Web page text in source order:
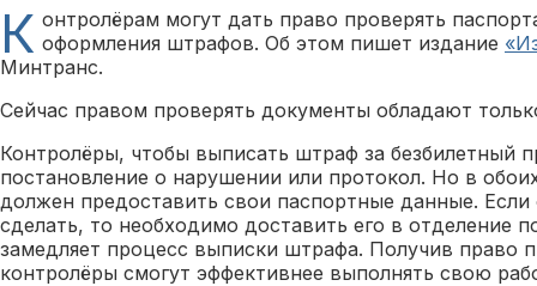
К онтролёрам могут дать право проверять
оформления штрафов. Об этом пишет издание
Минтранс.
Сейчас правом проверять документы обладают
Контролёры, чтобы выписать штраф за безбилетный
постановление о нарушении или протокол. Но в
должен предоставить свои паспортные данные. Если
сделать, то необходимо доставить его в отделение
замедляет процесс выписки штрафа. Получив право
контролёры смогут эффективнее выполнять свою